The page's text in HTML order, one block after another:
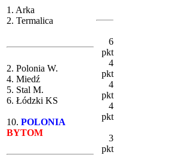
1. Arka
2. Termalica
2. Polonia W.
4. Miedź
5. Stal M.
6. Łódzki KS
10. POLONIA
BYTOM
6
pkt
4
pkt
4
pkt
4
pkt
3
pkt